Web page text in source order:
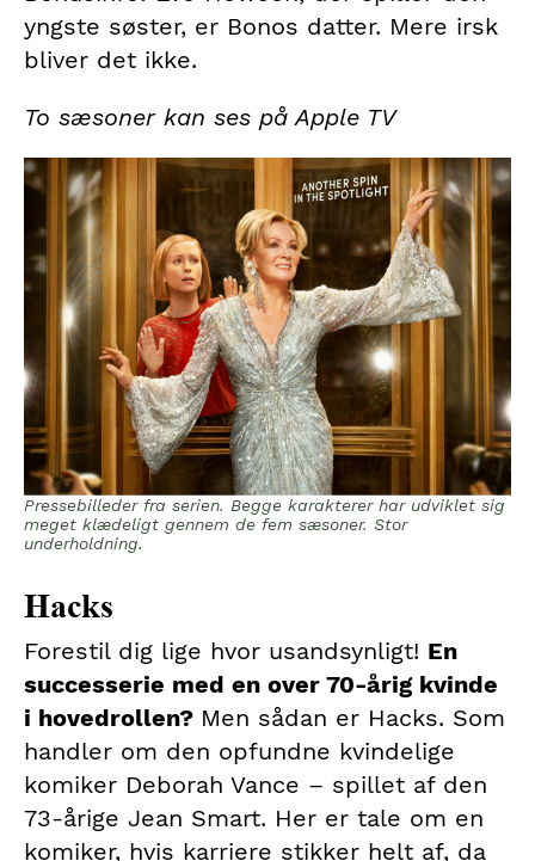
yngste søster, er Bonos datter. Mere irsk
bliver det ikke.
To sæsoner kan ses på Apple TV
Pressebilleder fra serien. Begge karakterer har udviklet sig
meget klædeligt gennem de fem sæsoner. Stor
underholdning.
Hacks
Forestil dig lige hvor usandsynligt! En
successerie med en over 70-årig kvinde
i hovedrollen? Men sådan er Hacks. Som
handler om den opfundne kvindelige
komiker Deborah Vance – spillet af den
73-årige Jean Smart. Her er tale om en
komiker, hvis karriere stikker helt af, da